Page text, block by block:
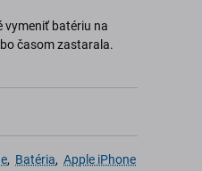
vymeniť batériu na
časom zastarala.
, Batéria, Apple iPhone